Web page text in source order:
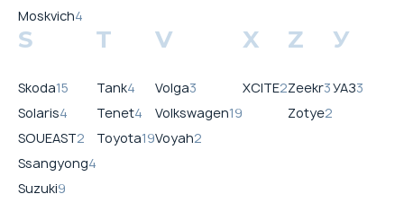
Moskvich4
S
Skoda15
Solaris4
SOUEAST2
Ssangyong4
Suzuki9
T
Tank4
Tenet4
Toyota19
V
Volga3
Volkswagen19
Voyah2
X
XCITE2
Z
Zeekr3
Zotye2
У
УАЗ3